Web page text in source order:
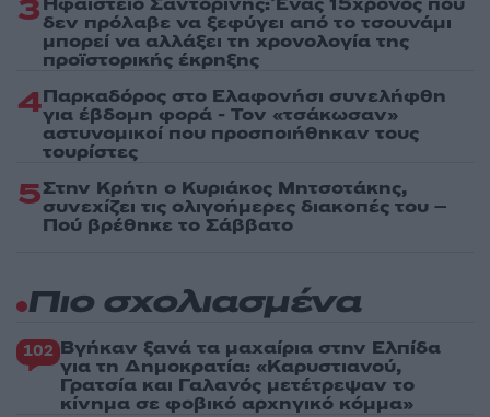
3δεν πρόλαβε να ξεφύγει από το τσουνάμι
μπορεί να αλλάξει τη χρονολογία της
προϊστορικής έκρηξης
4Παρκαδόρος στο Ελαφονήσι συνελήφθη
για έβδομη φορά - Τον «τσάκωσαν»
αστυνομικοί που προσποιήθηκαν τους
τουρίστες
5Στην Κρήτη ο Κυριάκος Μητσοτάκης,
συνεχίζει τις ολιγοήμερες διακοπές του –
Πού βρέθηκε το Σάββατο
Πιο σχολιασμένα
102 Βγήκαν ξανά τα μαχαίρια στην Ελπίδα
για τη Δημοκρατία: «Καρυστιανού,
Γρατσία και Γαλανός μετέτρεψαν το
κίνημα σε φοβικό αρχηγικό κόμμα»